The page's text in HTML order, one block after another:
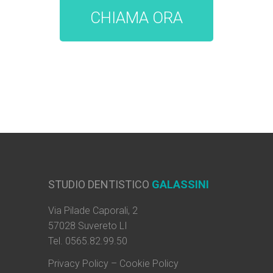
CHIAMA ORA
STUDIO DENTISTICO GALASSINI
Via Pilade Caporali, 2
57028 Suvereto LI
Tel. 0565.82.99.50
Privacy Policy – Cookie Policy